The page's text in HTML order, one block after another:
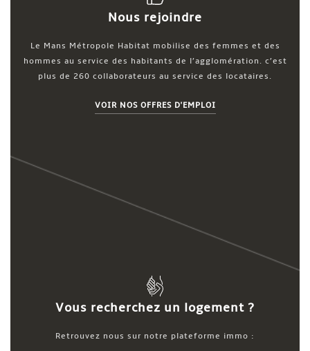
Nous rejoindre
Le Mans Métropole Habitat mobilise des femmes et des
hommes au service des habitants de l’agglomération. c’est
plus de 260 collaborateurs au service des locataires.
VOIR NOS OFFRES D'EMPLOI
Vous recherchez un logement ?
Retrouvez nous sur notre plateforme immo :